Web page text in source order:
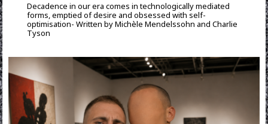
Decadence in our era comes in technologically mediated
forms, emptied of desire and obsessed with self-
optimisation- Written by Michèle Mendelssohn and Charlie
Tyson